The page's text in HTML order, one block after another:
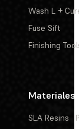
Wash L +
Fuse Sift
Finishing
Materiales
SLA Resins